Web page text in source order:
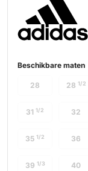
Beschikbare maten
28 28 1/2
31 1/2 32
35 1/2 36
39 1/3 40